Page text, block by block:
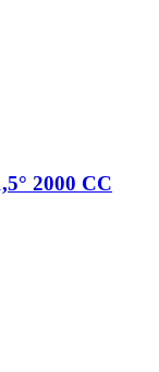
2000 CC